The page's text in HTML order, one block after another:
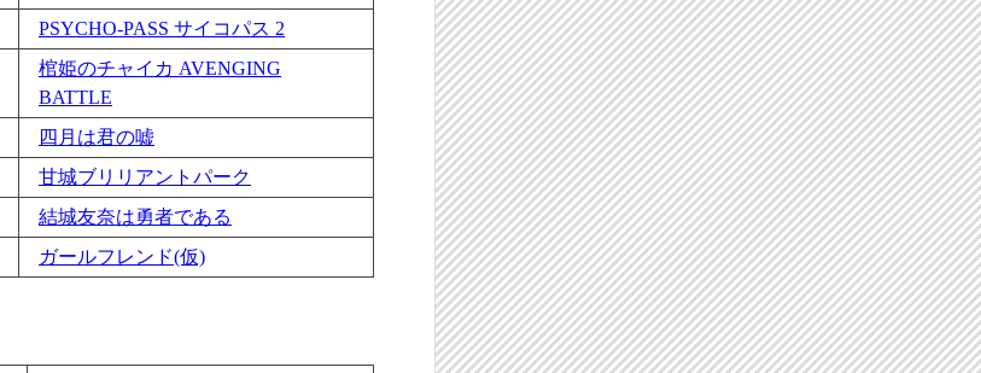
PSYCHO-PASS サイコパス 2
棺姫のチャイカ AVENGING
BATTLE
四月は君の嘘
甘城ブリリアントパーク
結城友奈は勇者である
ガールフレンド(仮)